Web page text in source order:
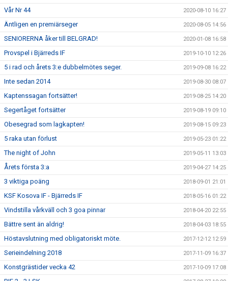
Vår Nr 44 2020-08-10 16:27
Äntligen en premiärseger 2020-08-05 14:56
SENIORERNA åker till BELGRAD! 2020-01-08 16:58
Provspel i Bjärreds IF 2019-10-10 12:26
5 i rad och årets 3:e dubbelmötes seger. 2019-09-08 16:22
Inte sedan 2014 2019-08-30 08:07
Kaptenssagan fortsätter! 2019-08-25 14:20
Segertåget fortsätter 2019-08-19 09:10
Obesegrad som lagkapten! 2019-08-15 09:23
5 raka utan förlust 2019-05-23 01:22
The night of John 2019-05-11 13:03
Årets första 3:a 2019-04-27 14:25
3 viktiga poäng 2018-09-01 21:01
KSF Kosova IF - Bjärreds IF 2018-05-16 01:22
Vindstilla vårkväll och 3 goa pinnar 2018-04-20 22:55
Bättre sent än aldrig! 2018-04-03 18:55
Höstavslutning med obligatoriskt möte. 2017-12-12 12:59
Serieindelning 2018 2017-11-09 16:37
Konstgrästider vecka 42 2017-10-09 17:08